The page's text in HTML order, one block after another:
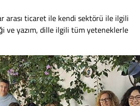
arası ticaret ile kendi sektörü ile ilgili
ve yazım, dille ilgili tüm yeteneklerle